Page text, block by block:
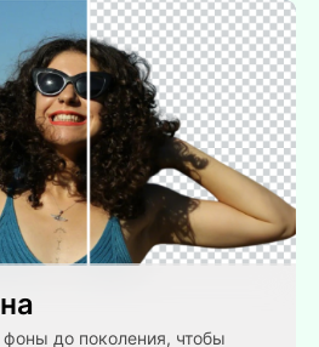
до поколения, чтобы